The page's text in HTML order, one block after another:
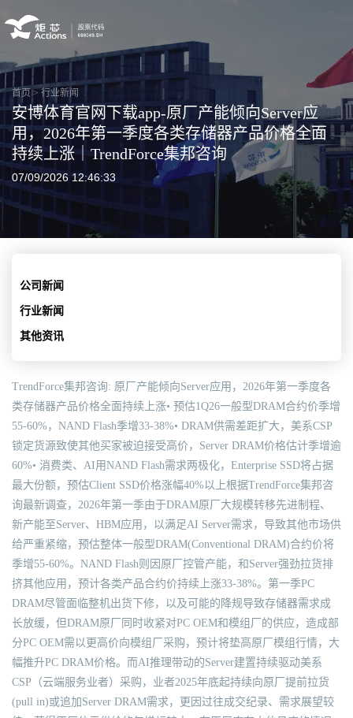
首页> 行业新闻
安博体育官网下载app-原厂产能倾向Server应
用，2026年第一季度各类存储器产品价格全面
持续上涨｜TrendForce集邦咨询
07/09/2026 12:46:33
公司新闻
行业新闻
其他资讯
TrendForce集邦咨询: 原厂产能倾向Server应用，2026年第一季度各
类存储器产品价格全面持续上涨• 预估1Q26一般型DRAM合约价季增
55-60%，NAND Flash季增33-38%• DRAM供需差距扩大，美系CSP
锁定货源致使其他买家被迫接受高价，Server DRAM价格估计季增逾
60%• 消费类、AI用NAND Flash需求两极化，Enterprise SSD将占据
最大份额，预估Client SSD价格涨幅40%以上根据TrendForce集邦咨
询最新调查，2026年第一季由于DRAM原厂大规模转移先进制程、
新产能至Server、HBM应用，以满足AI Server需求，导致其他市场供
给严重紧缩，预估整体一般型DRAM(Conventional DRAM)合约价将
季增55-60%。NAND Flash则因原厂控管产能，和Server强劲拉货排
挤其他应用，预计各类产品合约价持续上涨33-38%。第一季PC
DRAM尽管面临整机出货下修，以及可能的降规导致存储器需求成
长放缓，但DRAM原厂同时收紧对PC OEM和模组厂的供应，造成部
分PC OEM需以更高价向模组厂采购，预计将垫高原厂模组行情，大
幅推升PC DRAM价格。而AI推理带动的Server建置持续驱动美系
CSP（云端服务业者）采购，业者2025年底起持续向原厂提前拉货
(pull in)或追加Server DRAM需求，更因过往成交纪录、需求展望较